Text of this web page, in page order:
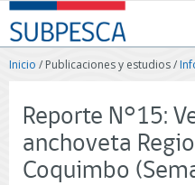
Contenido
principal
SUBPESCA
-
Subsecretaría
Acuicultura
-
Gobierno
Inicio / Publicaciones y estudios /
Reporte N°15:
anchoveta
Coquimbo